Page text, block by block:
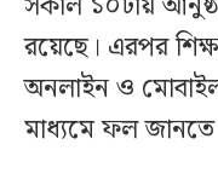
রয়েছে। এরপর
অনলাইন ও
মাধ্যমে ফল জানতে